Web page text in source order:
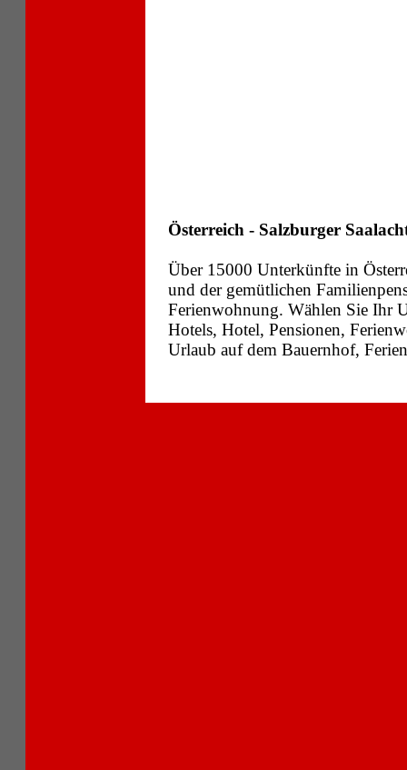
Österreich - Salzburger
Über 15000 Unterkünfte in
und der gemütlichen
Ferienwohnung. Wählen Sie Ihr
Hotels, Hotel, Pensionen,
Urlaub auf dem Bauernhof,